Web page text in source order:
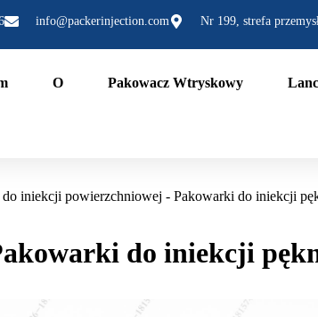
info@packerinjection.com Nr 199, strefa
O Pakowacz Wtryskowy
do iniekcji powierzchniowej - Pakowarki do iniekcji
do iniekcji